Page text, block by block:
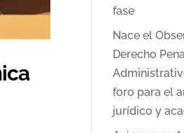
fase
Nace el
Derecho
foro para el
jurídico y